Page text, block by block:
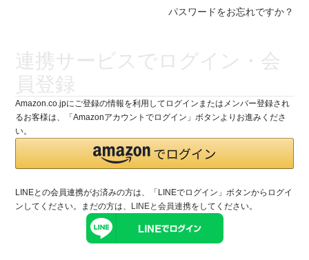
パスワードをお忘れですか？
連携サービスでログイン・会
員登録
Amazon.co.jpにご登録の情報を利用してログインまたはメンバー登録され
るお客様は、「Amazonアカウントでログイン」ボタンよりお進みくださ
い。
LINEとの会員連携がお済みの方は、「LINEでログイン」ボタンからログイ
ンしてください。まだの方は、 LINEと会員連携をしてください。